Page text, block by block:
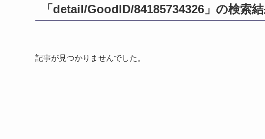
「detail/GoodID/84185734326」の検索
記事が見つかりませんでした。